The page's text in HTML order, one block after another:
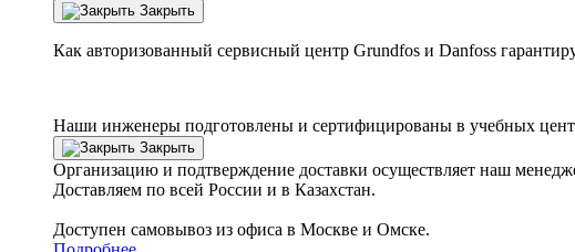
Закрыть
Как авторизованный сервисный центр Grundfos и Danfoss
Наши инженеры подготовлены и сертифицированы в учебных
Закрыть
Организацию и подтверждение доставки осуществляет наш
Доставляем по всей России и в Казахстан.
Доступен самовывоз из офиса в Москве и Омске.